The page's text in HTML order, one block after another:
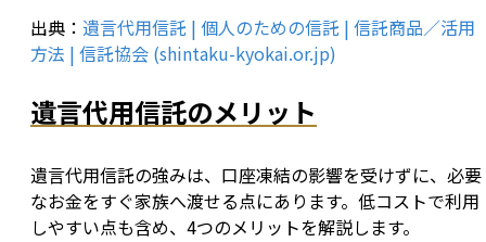
出典： 遺言代用信託 | 個人のための信託 | 信託商品／活用
方法 | 信託協会 (shintaku-kyokai.or.jp)
遺言代用信託のメリット
遺言代用信託の強みは、口座凍結の影響を受けずに、必要
なお金をすぐ家族へ渡せる点にあります。低コストで利用
しやすい点も含め、4つのメリットを解説します。